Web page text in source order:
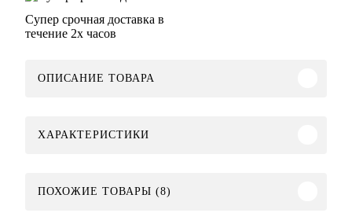
Супер срочная доставка в
течение 2х часов
ОПИСАНИЕ ТОВАРА
ХАРАКТЕРИСТИКИ
ПОХОЖИЕ ТОВАРЫ (8)